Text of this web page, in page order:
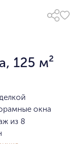
125 м²
окна
из 8